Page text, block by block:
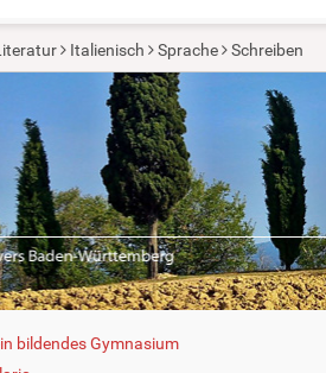
Italienisch Sprache Schreiben
bildendes Gymnasium